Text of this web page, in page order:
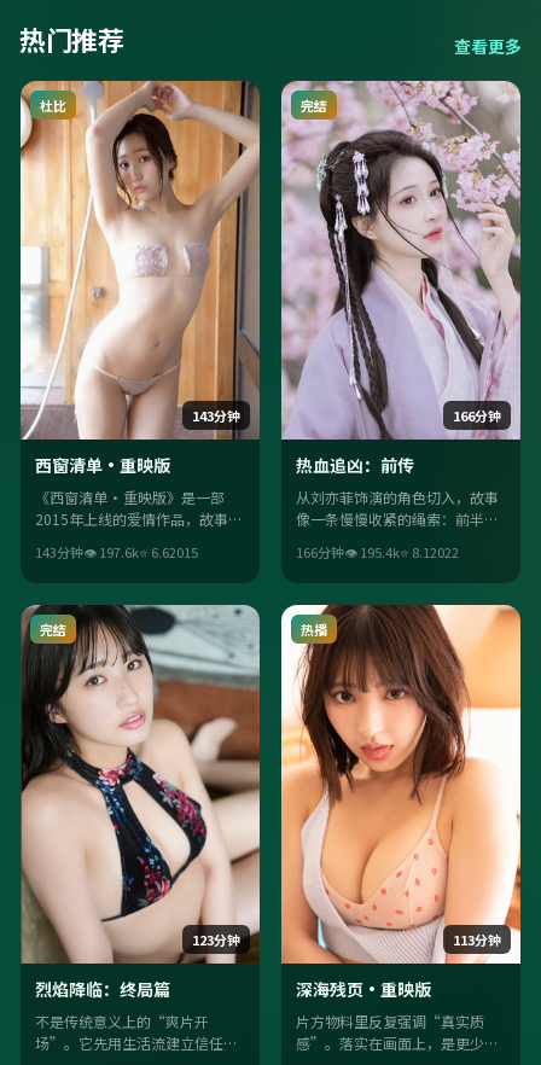
热门推荐 查看更多
143分钟
杜比
西窗清单·重映版
《西窗清单·重映版》是一部
2015年上线的爱情作品，故事在
推至极限，人物只能做出更艰难
的选择。整体美术年代感扎实，
适合一口气追完。
143分钟👁197.6k⭐ 6.62015
166分钟
完结
热血追凶：前传
从刘亦菲饰演的角色切入，故事
像一条慢慢收紧的绳索：前半段
然。喜欢强情绪落点的观众不会
失望。
166分钟👁195.4k⭐ 8.12022
123分钟
完结
烈焰降临：终局篇
不是传统意义上的“爽片开
场”。它先用生活流建立信任，
113分钟
热播
深海残页·重映版
片方物料里反复强调“真实质
感”。落实在画面上，是更少台